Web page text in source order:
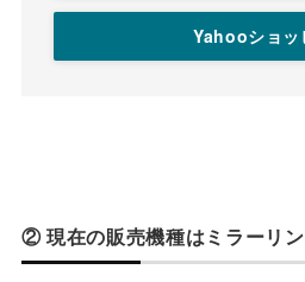
Yahooショッ
② 現在の販売機種はミラーリ